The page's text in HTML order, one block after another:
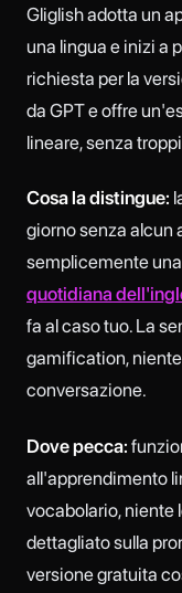
Gliglish adotta un
una lingua e inizi a
richiesta per la
da GPT e offre
lineare, senza
Cosa la distingue:
giorno senza alcun
semplicemente
quotidiana
fa al caso tuo. La
gamification,
conversazione.
Dove pecca:
all'apprendimento
vocabolario, niente
dettagliato sulla
versione gratuita